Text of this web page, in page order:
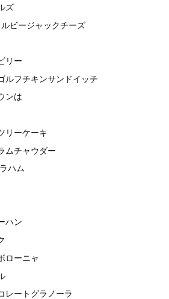
ズ
ビージャックチーズ
リー
ルフチキンサンドイッチ
ンは
リーケーキ
ムチャウダー
ハム
ハン
ローニャ
レートグラノーラ